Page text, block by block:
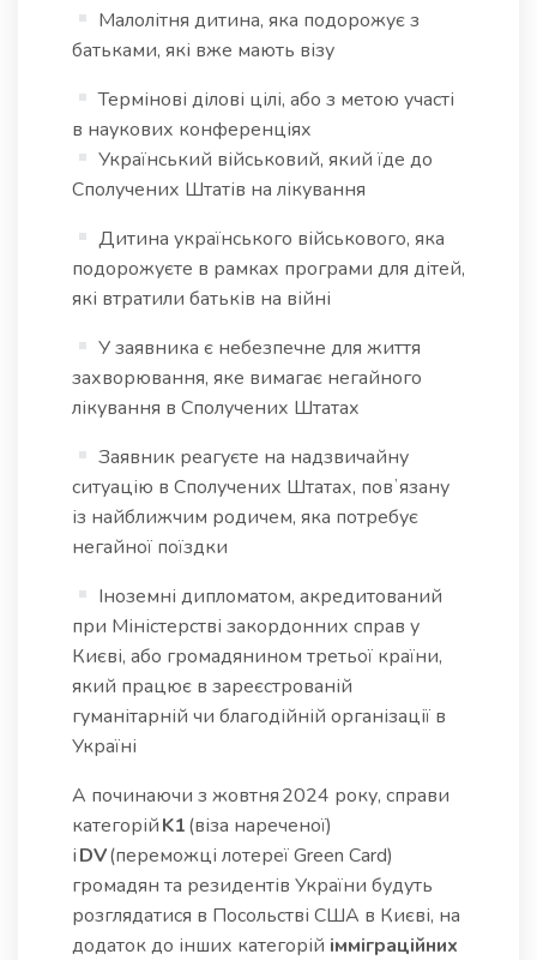
Малолітня дитина, яка подорожує з
батьками, які вже мають візу
Термінові ділові цілі, або з метою участі
в наукових конференціях
Український військовий, який їде до
Сполучених Штатів на лікування
Дитина українського військового, яка
подорожуєте в рамках програми для дітей,
які втратили батьків на війні
У заявника є небезпечне для життя
захворювання, яке вимагає негайного
лікування в Сполучених Штатах
Заявник реагуєте на надзвичайну
ситуацію в Сполучених Штатах, повʼязану
із найближчим родичем, яка потребує
негайної поїздки
Іноземні дипломатом, акредитований
при Міністерстві закордонних справ у
Києві, або громадянином третьої країни,
який працює в зареєстрованій
гуманітарній чи благодійній організації в
Україні
А починаючи з жовтня 2024 року, справи
категорійK1(віза нареченої)
іDV(переможці лотереї Green Card)
громадян та резидентів України будуть
розглядатися в Посольстві США в Києві, на
додаток до інших категорій імміграційних